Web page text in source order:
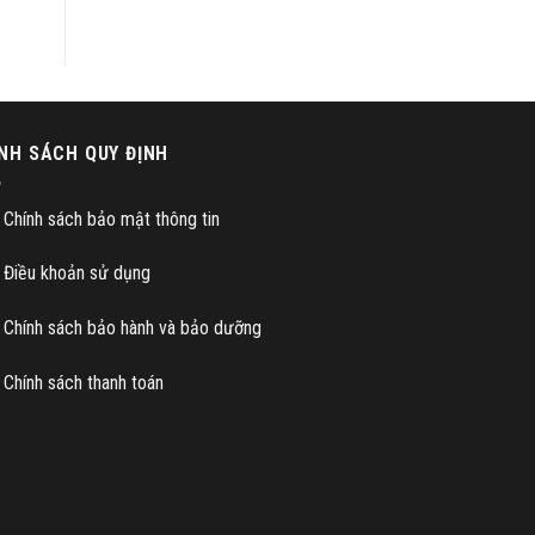
SÁCH QUY ĐỊNH
Chính sách bảo mật thông tin
Điều khoản sử dụng
Chính sách bảo hành và bảo dưỡng
Chính sách thanh toán